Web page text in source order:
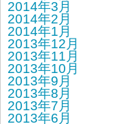
2014年3月
2014年2月
2014年1月
2013年12月
2013年11月
2013年10月
2013年9月
2013年8月
2013年7月
2013年6月